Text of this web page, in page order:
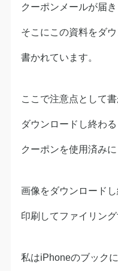
クーポンメールが届き
そこにこの資料をダ
書かれています。
ここで注意点として
ダウンロードし終わ
クーポンを使用済みに
画像をダウンロード
印刷してファイリング
私はiPhoneのブック